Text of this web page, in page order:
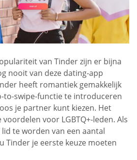
van Tinder zijn er bijna
nooit van deze dating-app
heeft romantiek gemakkelijk
to-swipe-functie te introduceren
je partner kunt kiezen. Het
voor LGBTQ+-leden. Als
te worden van een aantal
Tinder je eerste keuze moeten